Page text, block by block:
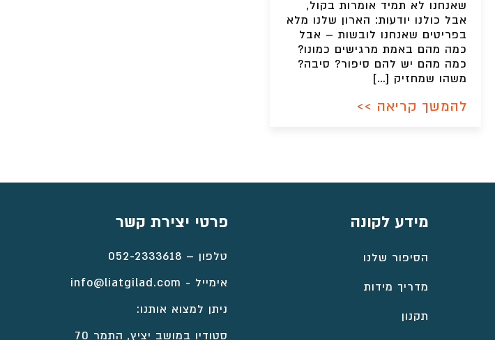
שאנחנו לא תמיד אומרות בקול,
אבל כולנו יודעות: הארון שלנו מלא
בפריטים שאנחנו לובשות – אבל
כמה מהם באמת מרגישים כמונו?
כמה מהם יש להם סיפור? סיבה?
משהו שמחזיק […]
להמשך קריאה >>
מידע לקונה
הסיפור שלנו
מדריך מידות
תקנון
פרטי יצירת קשר
טלפון – 052-2333618
אימייל - info@liatgilad.com
ניתן למצוא אותנו:
סטודיו במושב יציץ, התמר 70